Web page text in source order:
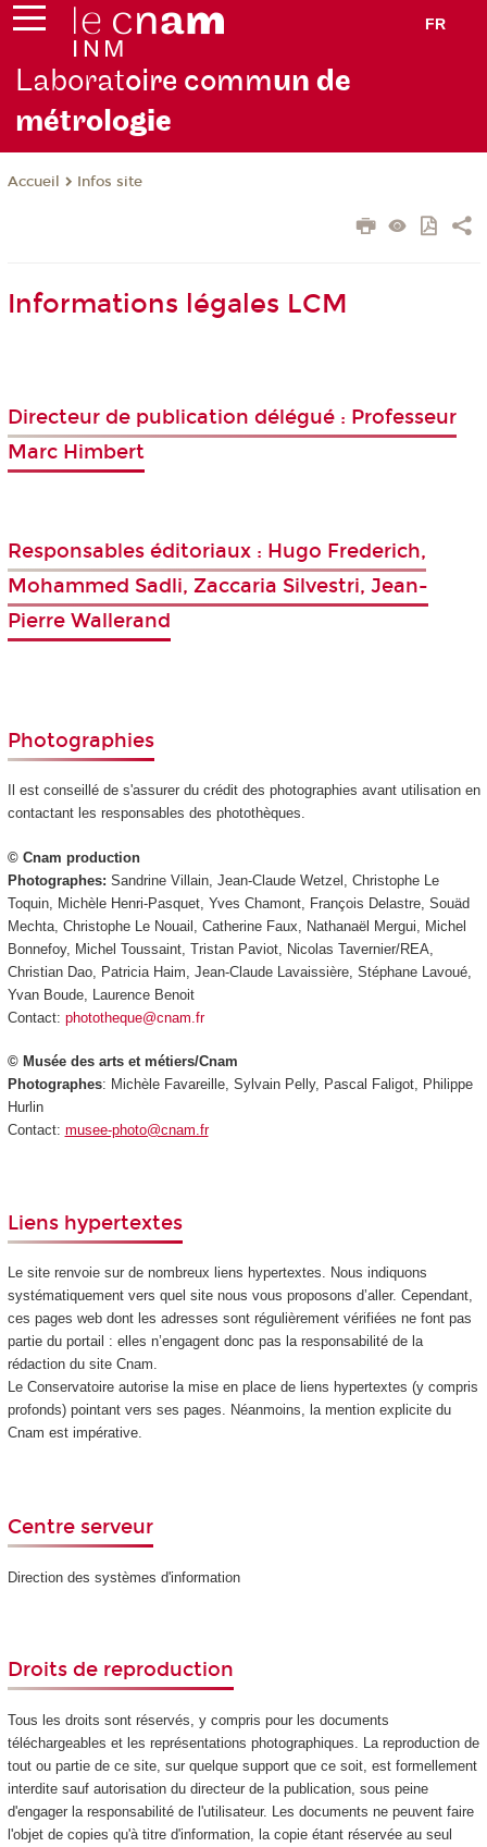
FR
Laboratoire commun de
métrologie
Accueil Infos site
Informations légales LCM
Directeur de publication délégué : Professeur
Marc Himbert
Responsables éditoriaux : Hugo Frederich,
Mohammed Sadli, Zaccaria Silvestri, Jean-
Pierre Wallerand
Photographies
Il est conseillé de s'assurer du crédit des photographies avant utilisation en
contactant les responsables des photothèques.
© Cnam production
Photographes: Sandrine Villain, Jean-Claude Wetzel, Christophe Le
Toquin, Michèle Henri-Pasquet, Yves Chamont, François Delastre, Souäd
Mechta, Christophe Le Nouail, Catherine Faux, Nathanaël Mergui, Michel
Bonnefoy, Michel Toussaint, Tristan Paviot, Nicolas Tavernier/REA,
Christian Dao, Patricia Haim, Jean-Claude Lavaissière, Stéphane Lavoué,
Yvan Boude, Laurence Benoit
Contact: phototheque@cnam.fr
© Musée des arts et métiers/Cnam
Photographes: Michèle Favareille, Sylvain Pelly, Pascal Faligot, Philippe
Hurlin
Contact: musee-photo@cnam.fr
Liens hypertextes
Le site renvoie sur de nombreux liens hypertextes. Nous indiquons
systématiquement vers quel site nous vous proposons d’aller. Cependant,
ces pages web dont les adresses sont régulièrement vérifiées ne font pas
partie du portail : elles n’engagent donc pas la responsabilité de la
rédaction du site Cnam.
Le Conservatoire autorise la mise en place de liens hypertextes (y compris
profonds) pointant vers ses pages. Néanmoins, la mention explicite du
Cnam est impérative.
Centre serveur
Direction des systèmes d'information
Droits de reproduction
Tous les droits sont réservés, y compris pour les documents
téléchargeables et les représentations photographiques. La reproduction de
tout ou partie de ce site, sur quelque support que ce soit, est formellement
interdite sauf autorisation du directeur de la publication, sous peine
d'engager la responsabilité de l'utilisateur. Les documents ne peuvent faire
l'objet de copies qu'à titre d'information, la copie étant réservée au seul